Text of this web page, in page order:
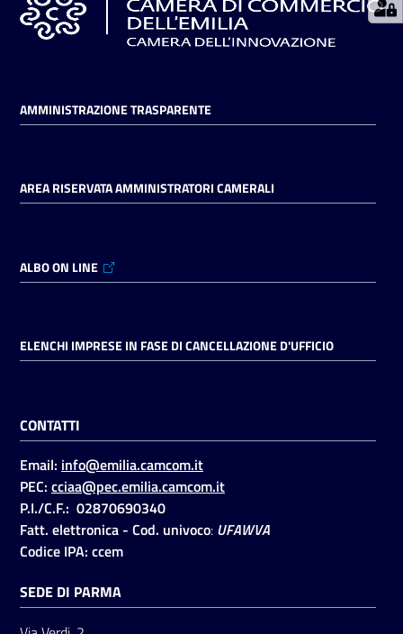
AMMINISTRAZIONE TRASPARENTE
AREA RISERVATA AMMINISTRATORI CAMERALI
ALBO ON LINE
ELENCHI IMPRESE IN FASE DI CANCELLAZIONE D'UFFICIO
CONTATTI
Email: info@emilia.camcom.it
PEC: cciaa@pec.emilia.camcom.it
P.I./C.F.: 02870690340
Fatt. elettronica - Cod. univoco: UFAWVA
Codice IPA: ccem
SEDE DI PARMA